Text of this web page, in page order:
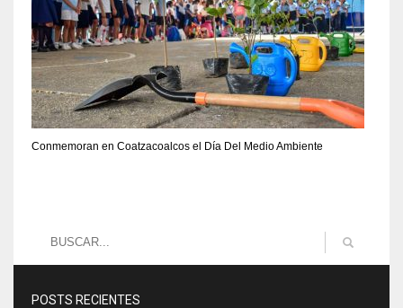
Conmemoran en Coatzacoalcos el Día Del Medio Ambiente
POSTS RECIENTES